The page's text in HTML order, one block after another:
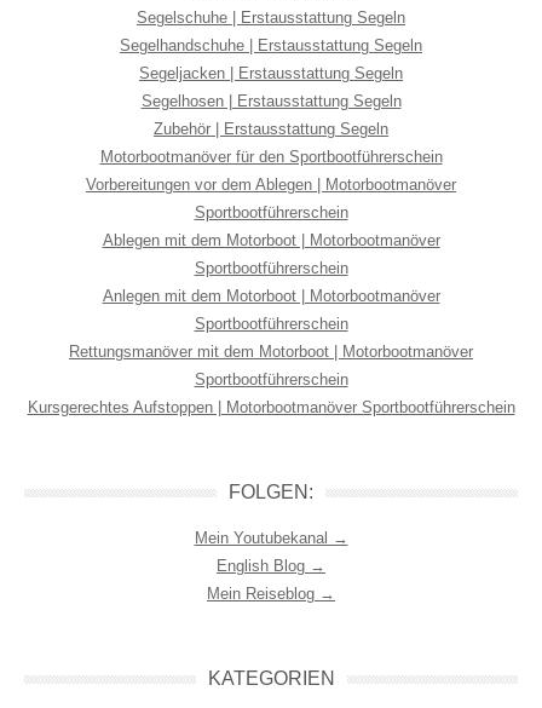
Segelschuhe | Erstausstattung Segeln
Segelhandschuhe | Erstausstattung Segeln
Segeljacken | Erstausstattung Segeln
Segelhosen | Erstausstattung Segeln
Zubehör | Erstausstattung Segeln
Motorbootmanöver für den Sportbootführerschein
Vorbereitungen vor dem Ablegen | Motorbootmanöver
Sportbootführerschein
Ablegen mit dem Motorboot | Motorbootmanöver
Sportbootführerschein
Anlegen mit dem Motorboot | Motorbootmanöver
Sportbootführerschein
Rettungsmanöver mit dem Motorboot | Motorbootmanöver
Sportbootführerschein
Kursgerechtes Aufstoppen | Motorbootmanöver Sportbootführerschein
FOLGEN:
Mein Youtubekanal →
English Blog →
Mein Reiseblog →
KATEGORIEN